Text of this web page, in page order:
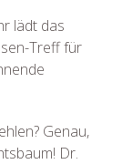
lädt das
Treff für
Genau,
Dr.